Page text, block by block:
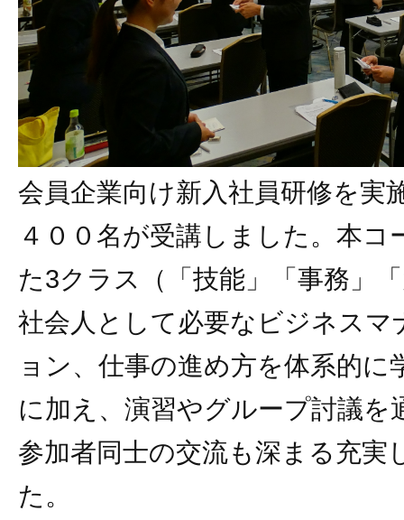
会員企業向け新入社員研修を実
４００名が受講しました。本コ
た3クラス（「技能」「事務」
社会人として必要なビジネス
ョン、仕事の進め方を体系的に
に加え、演習やグループ討議を
参加者同士の交流も深まる充実
た。